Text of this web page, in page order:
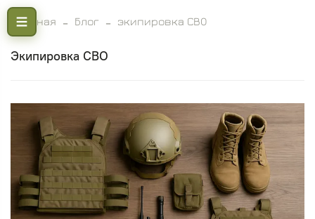
Главная Блог экипировка СВО
экипировка СВО